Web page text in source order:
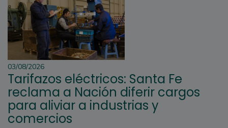
03/08/2026
Tarifazos eléctricos: Santa Fe
reclama a Nación diferir cargos
para aliviar a industrias y
comercios